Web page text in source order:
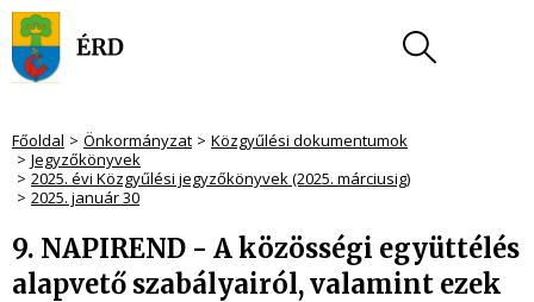
Főoldal Önkormányzat
Közgyűlési dokumentumok
Jegyzőkönyvek
2025. évi Közgyűlési jegyzőkönyvek (2025. márciusig)
2025. január 30
9. NAPIREND - A közösségi együttélés
alapvető szabályairól, valamint ezek